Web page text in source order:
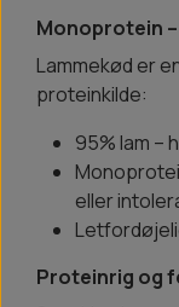
Monoprotein
Lammekød er
proteinkilde:
95% lam –
eller
Proteinrig og